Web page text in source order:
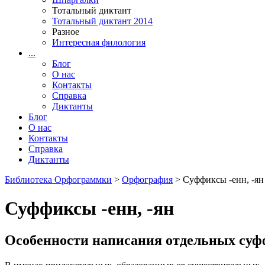
Тотальный диктант
Тотальный диктант 2014
Разное
Интересная филология
...
Блог
О нас
Контакты
Справка
Диктанты
Блог
О нас
Контакты
Справка
Диктанты
Библиотека Орфограммки > Орфография > Суффиксы -енн, -ян
Суффиксы -енн, -ян
Особенности написания отдельных